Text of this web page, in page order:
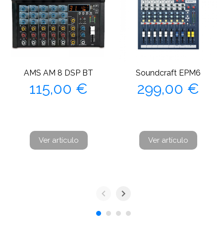
AMS AM 8 DSP BT
Precio
115,00 €
Ver artículo
Soundcraft EPM6
Precio
299,00 €
Ver artículo